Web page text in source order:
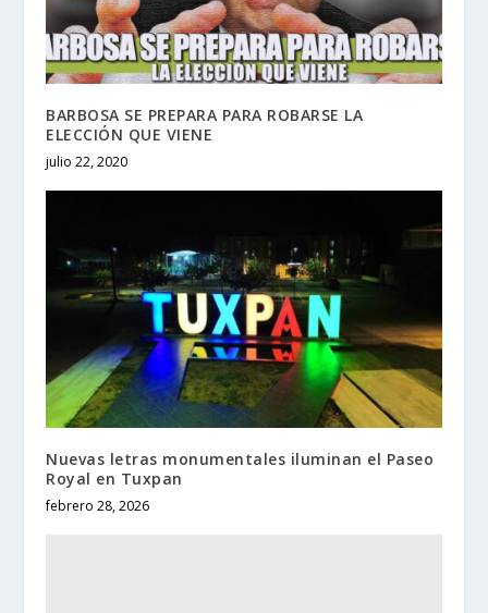
BARBOSA SE PREPARA PARA ROBARSE LA
ELECCIÓN QUE VIENE
julio 22, 2020
Nuevas letras monumentales iluminan el Paseo
Royal en Tuxpan
febrero 28, 2026